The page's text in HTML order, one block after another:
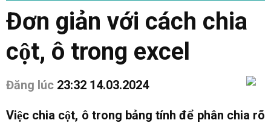
Đơn giản với cách chia
cột, ô trong excel
Đăng lúc 23:32 14.03.2024
Việc chia cột, ô trong bảng tính để phân chia rõ